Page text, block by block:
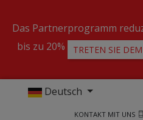
Das Partnerprogramm
bis zu 20%
TRETEN SIE
Deutsch
KONTAKT MIT UNS